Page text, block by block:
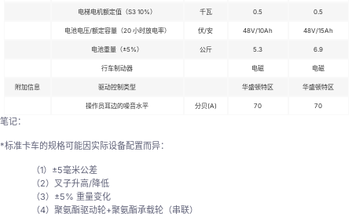
电梯电机额定值（S3 10%） 千瓦 0.5 0.5
电池电压/额定容量（20 小时放电率） 伏/安 48V/10Ah 48V/15Ah
电池重量（±5%） 公斤 5.3 6.9
行车制动器 电磁 电磁
附加信息 驱动控制类型 华盛顿特区 华盛顿特区
操作员耳边的噪音水平 分贝(A) 70 70
笔记：
*标准卡车的规格可能因实际设备配置而异：
（1）±5毫米公差
（2）叉子升高/降低
（3）±5% 重量变化
（4）聚氨酯驱动轮+聚氨酯承载轮（串联）